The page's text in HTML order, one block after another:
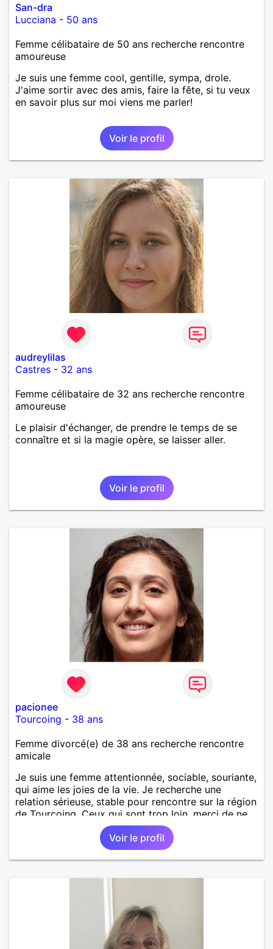
San-dra
Lucciana - 50 ans
Femme célibataire de 50 ans recherche rencontre
amoureuse
Je suis une femme cool, gentille, sympa, drole.
J'aime sortir avec des amis, faire la fête, si tu veux
en savoir plus sur moi viens me parler!
Voir le profil
audreylilas
Castres - 32 ans
Femme célibataire de 32 ans recherche rencontre
amoureuse
Le plaisir d'échanger, de prendre le temps de se
connaître et si la magie opère, se laisser aller.
Voir le profil
pacionee
Tourcoing - 38 ans
Femme divorcé(e) de 38 ans recherche rencontre
amicale
Je suis une femme attentionnée, sociable, souriante,
qui aime les joies de la vie. Je recherche une
relation sérieuse, stable pour rencontre sur la région
de Tourcoing. Ceux qui sont trop loin, merci de ne
pas me contacter et pour les autres je ne
manquerais pas de vous répondre et ce sera avec
Voir le profil